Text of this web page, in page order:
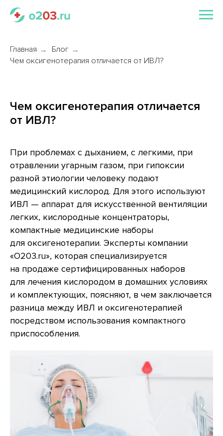
Главная → Блог →
Чем оксигенотерапия отличается от ИВЛ?
Чем оксигенотерапия отличается
от ИВЛ?
При проблемах с дыханием, с легкими, при
отравлении угарным газом, при гипоксии
разной этиологии человеку подают
медицинский кислород. Для этого используют
ИВЛ — аппарат для искусственной вентиляции
легких, кислородные концентраторы,
компактные медицинские наборы
для оксигенотерапии. Эксперты компании
«О203.ru», которая специализируется
на продаже сертифицированных наборов
для лечения кислородом в домашних условиях
и комплектующих, поясняют, в чем заключается
разница между ИВЛ и оксигенотерапией
посредством использования компактного
приспособления.